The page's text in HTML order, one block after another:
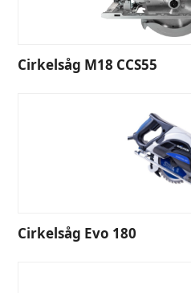
Cirkelsåg M18 CCS55
Cirkelsåg Evo 180